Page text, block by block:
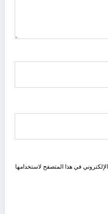
في هذا المتصفح لاستخدامها